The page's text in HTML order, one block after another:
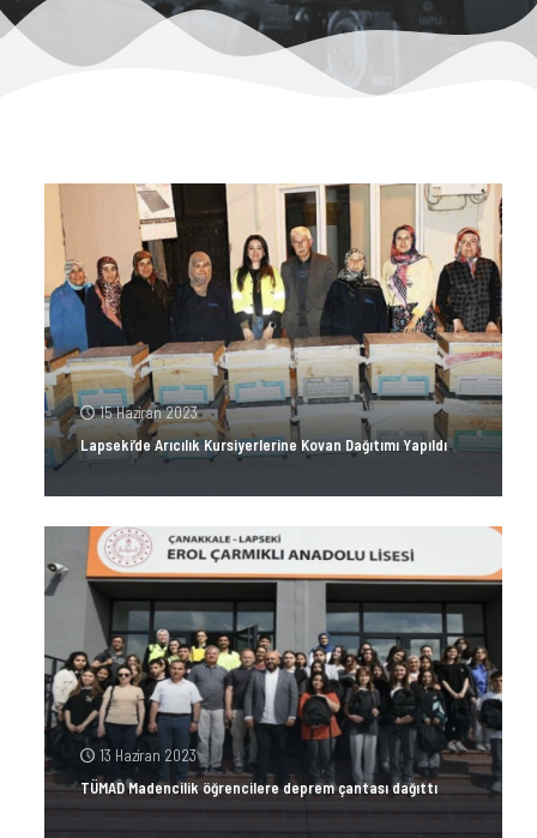
15 Haziran 2023
Lapseki’de Arıcılık Kursiyerlerine Kovan Dağıtımı Yapıldı
13 Haziran 2023
TÜMAD Madencilik öğrencilere deprem çantası dağıttı